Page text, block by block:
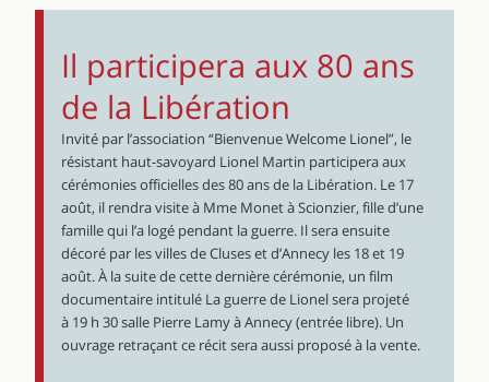
Il participera aux 80 ans
de la Libération
Invité par l’association “Bienvenue Welcome Lionel”, le
résistant haut-savoyard Lionel Martin participera aux
cérémonies officielles des 80 ans de la Libération. Le 17
août, il rendra visite à Mme Monet à Scionzier, fille d’une
famille qui l’a logé pendant la guerre. Il sera ensuite
décoré par les villes de Cluses et d’Annecy les 18 et 19
août. À la suite de cette dernière cérémonie, un film
documentaire intitulé La guerre de Lionel sera projeté
à 19 h 30 salle Pierre Lamy à Annecy (entrée libre). Un
ouvrage retraçant ce récit sera aussi proposé à la vente.